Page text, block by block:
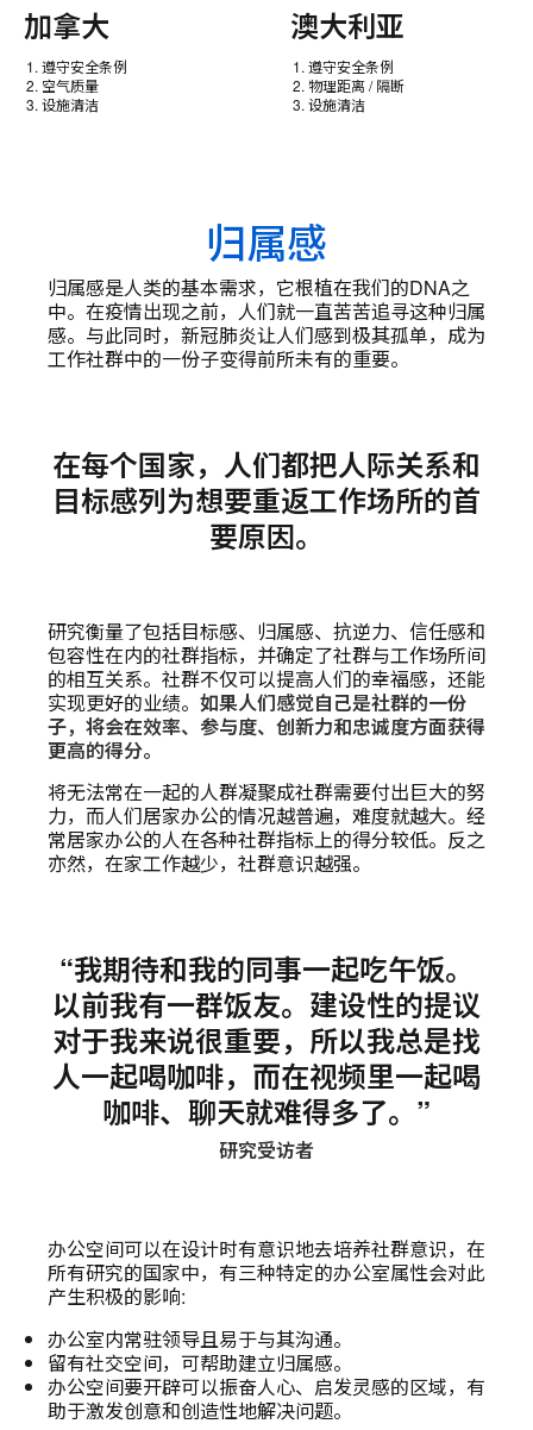
加拿大
遵守安全条例
空气质量
设施清洁
澳大利亚
遵守安全条例
物理距离 / 隔断
设施清洁
归属感
归属感是人类的基本需求，它根植在我们的DNA之
中。在疫情出现之前，人们就一直苦苦追寻这种归属
感。与此同时，新冠肺炎让人们感到极其孤单，成为
工作社群中的一份子变得前所未有的重要。
在每个国家，人们都把人际关系和
目标感列为想要重返工作场所的首
要原因。
研究衡量了包括目标感、归属感、抗逆力、信任感和
包容性在内的社群指标，并确定了社群与工作场所间
的相互关系。社群不仅可以提高人们的幸福感，还能
实现更好的业绩。 如果人们感觉自己是社群的一份
子，将会在效率、参与度、创新力和忠诚度方面获得
更高的得分。
将无法常在一起的人群凝聚成社群需要付出巨大的努
力，而人们居家办公的情况越普遍，难度就越大。经
常居家办公的人在各种社群指标上的得分较低。反之
亦然，在家工作越少，社群意识越强。
“我期待和我的同事一起吃午饭。
以前我有一群饭友。建设性的提议
对于我来说很重要，所以我总是找
人一起喝咖啡，而在视频里一起喝
咖啡、聊天就难得多了。”
研究受访者
办公空间可以在设计时有意识地去培养社群意识，在
所有研究的国家中，有三种特定的办公室属性会对此
产生积极的影响:
办公室内常驻领导且易于与其沟通。
留有社交空间，可帮助建立归属感。
办公空间要开辟可以振奋人心、启发灵感的区域，有
助于激发创意和创造性地解决问题。